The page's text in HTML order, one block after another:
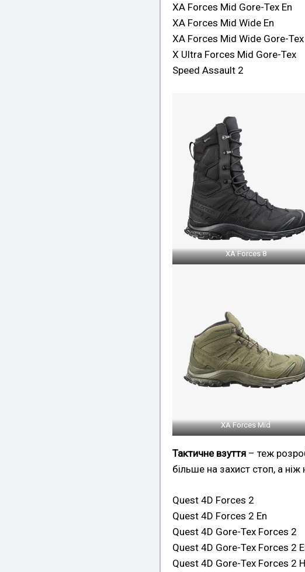
XA Forces Mid Gore-Tex En
XA Forces Mid Wide En
XA Forces Mid Wide Gore-Tex
X Ultra Forces Mid Gore-Tex
Speed Assault 2
XA Forces 8
XA Forces Mid
Тактичне взуття – теж
більше на захист стоп, а ніж
Quest 4D Forces 2
Quest 4D Forces 2 En
Quest 4D Gore-Tex Forces 2
Quest 4D Gore-Tex Forces 2
Quest 4D Gore-Tex Forces 2